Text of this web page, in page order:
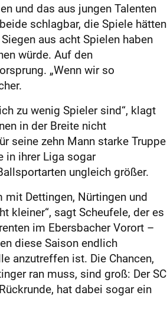
und das aus jungen Talenten
schlagbar, die Spiele hätten
aus acht Spielen haben
würde. Auf den
„Wenn wir so
zu wenig Spieler sind“, klagt
in der Breite nicht
seine zehn Mann starke Truppe
in ihrer Liga sogar
ungleich größer.
Dettingen, Nürtingen und
kleiner“, sagt Scheufele, der es
im Ebersbacher Vorort –
diese Saison endlich
anzutreffen ist. Die Chancen,
ran muss, sind groß: Der SC
hat dabei sogar ein